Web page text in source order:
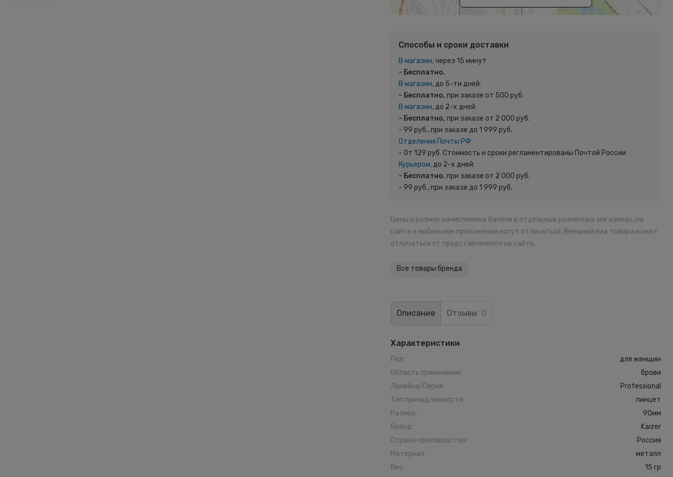
Способы и сроки доставки
В магазин,через 15 минут
- Бесплатно.
В магазин,до 5-ти дней:
- Бесплатно, при заказе от 500 руб.
В магазин,до 2-х дней:
- Бесплатно, при заказе от 2 000 руб.
- 99 руб., при заказе до 1 999 руб.
Отделения Почты РФ
- От 129 руб. Стоимость и сроки регламентированы Почтой России
Курьером,до 2-х дней:
- Бесплатно, при заказе от 2 000 руб.
- 99 руб., при заказе до 1 999 руб.
Цены и размер начисляемых баллов в отдельных розничных магазинах, на
сайте и мобильном приложении могут отличаться. Внешний вид товара может
отличаться от представленного на сайте.
Все товары бренда
Описание Отзывы 0
Характеристики
Пол:
для женщин
Область применения:
брови
Линейка/Серия:
Professional
Тип принадлежности:
пинцет
Размер:
90мм
Бренд:
Kaizer
Страна производства:
Россия
Материал:
металл
Вес:
15 гр